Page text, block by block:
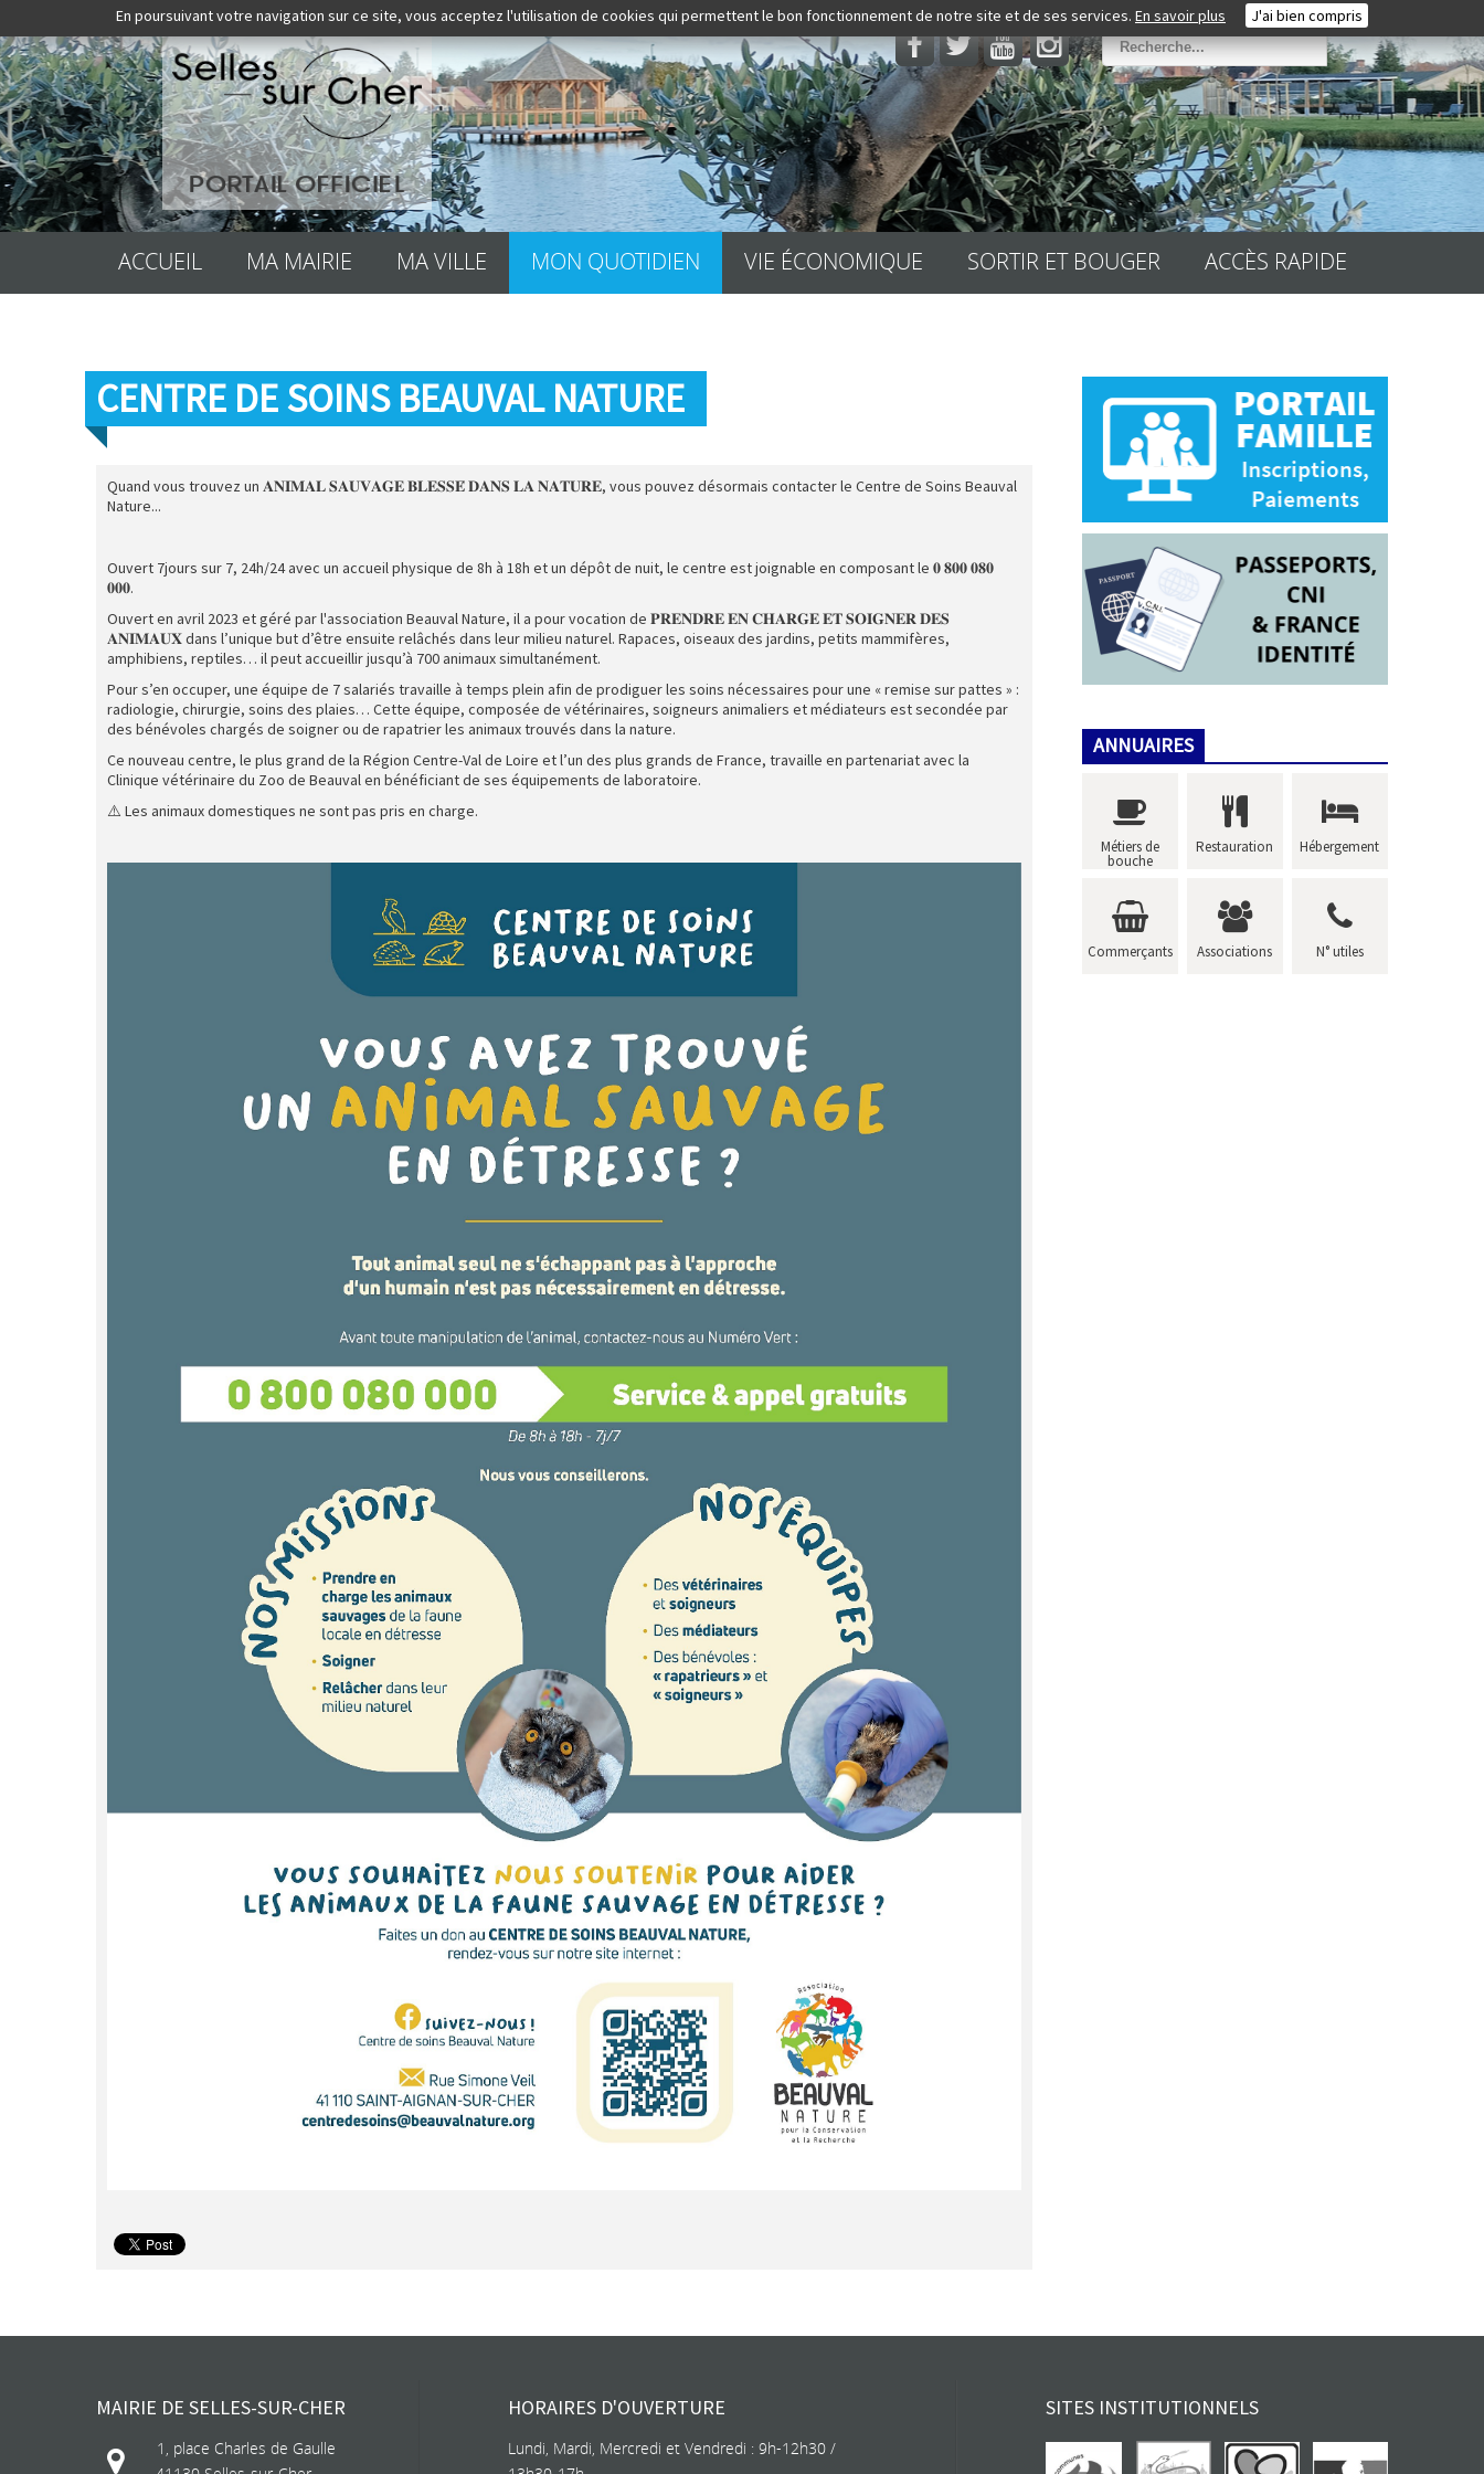
Rechercher
ACCUEIL MA MAIRIE MA VILLE MON QUOTIDIEN VIE ÉCONOMIQUE SORTIR ET BOUGER ACCÈS RAPIDE
CENTRE DE SOINS BEAUVAL NATURE
Quand vous trouvez un 𝐀𝐍𝐈𝐌𝐀𝐋 𝐒𝐀𝐔𝐕𝐀𝐆𝐄 𝐁𝐋𝐄𝐒𝐒𝐄́ 𝐃𝐀𝐍𝐒 𝐋𝐀 𝐍𝐀𝐓𝐔𝐑𝐄, vous pouvez désormais contacter le Centre de Soins Beauval
Nature...
Ouvert 7jours sur 7, 24h/24 avec un accueil physique de 8h à 18h et un dépôt de nuit, le centre est joignable en composant le 𝟎 𝟖𝟎𝟎 𝟎𝟖𝟎
𝟎𝟎𝟎.
Ouvert en avril 2023 et géré par l'association Beauval Nature, il a pour vocation de 𝐏𝐑𝐄𝐍𝐃𝐑𝐄 𝐄𝐍 𝐂𝐇𝐀𝐑𝐆𝐄 𝐄𝐓 𝐒𝐎𝐈𝐆𝐍𝐄𝐑 𝐃𝐄𝐒
𝐀𝐍𝐈𝐌𝐀𝐔𝐗 dans l’unique but d’être ensuite relâchés dans leur milieu naturel. Rapaces, oiseaux des jardins, petits mammifères,
amphibiens, reptiles… il peut accueillir jusqu’à 700 animaux simultanément.
Pour s’en occuper, une équipe de 7 salariés travaille à temps plein afin de prodiguer les soins nécessaires pour une « remise sur pattes » :
radiologie, chirurgie, soins des plaies… Cette équipe, composée de vétérinaires, soigneurs animaliers et médiateurs est secondée par
des bénévoles chargés de soigner ou de rapatrier les animaux trouvés dans la nature.
Ce nouveau centre, le plus grand de la Région Centre-Val de Loire et l’un des plus grands de France, travaille en partenariat avec la
Clinique vétérinaire du Zoo de Beauval en bénéficiant de ses équipements de laboratoire.
⚠️ Les animaux domestiques ne sont pas pris en charge.
ANNUAIRES
Métiers de
bouche
Restauration Hébergement
Commerçants Associations N° utiles
MAIRIE DE SELLES-SUR-CHER
1, place Charles de Gaulle
HORAIRES D'OUVERTURE
Lundi, Mardi, Mercredi et Vendredi : 9h-12h30 /
SITES INSTITUTIONNELS
En poursuivant votre navigation sur ce site, vous acceptez l'utilisation de cookies qui permettent le bon fonctionnement de notre site et de ses services. En savoir plus J'ai bien compris